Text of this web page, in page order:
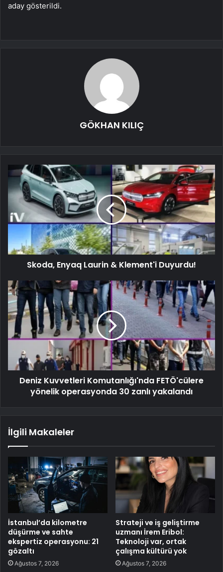
aday gösterildi.
GÖKHAN KILIÇ
Skoda, Enyaq Laurin & Klement'i Duyurdu!
Deniz Kuvvetleri Komutanlığı'nda FETÖ'cülere
yönelik operasyonda 30 zanlı yakalandı
İlgili Makaleler
İstanbul’da kilometre
düşürme ve sahte
ekspertiz operasyonu: 21
gözaltı
Ağustos 7, 2026
Strateji ve iş geliştirme
uzmanı İrem Eribol:
Teknoloji var, ortak
çalışma kültürü yok
Ağustos 7, 2026